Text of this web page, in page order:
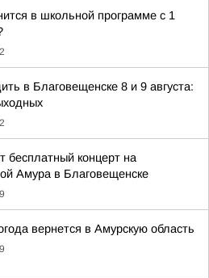
в школьной программе с 1
в Благовещенске 8 и 9 августа:
бесплатный концерт на
Амура в Благовещенске
вернется в Амурскую область